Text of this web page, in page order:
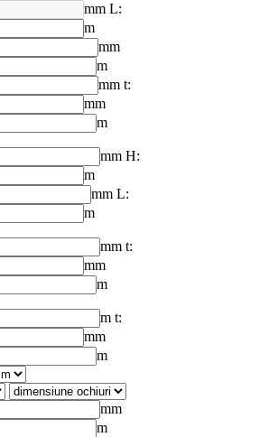
mm L:
m
mm
m
mm t:
mm
m
mm H:
m
mm L:
m
mm t:
mm
m
m t:
mm
m
mm
m